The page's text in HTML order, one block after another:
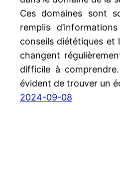
Ces domaines sont
remplis
conseils diététiques et
changent
difficile à
évident de trouver un
2024-09-08